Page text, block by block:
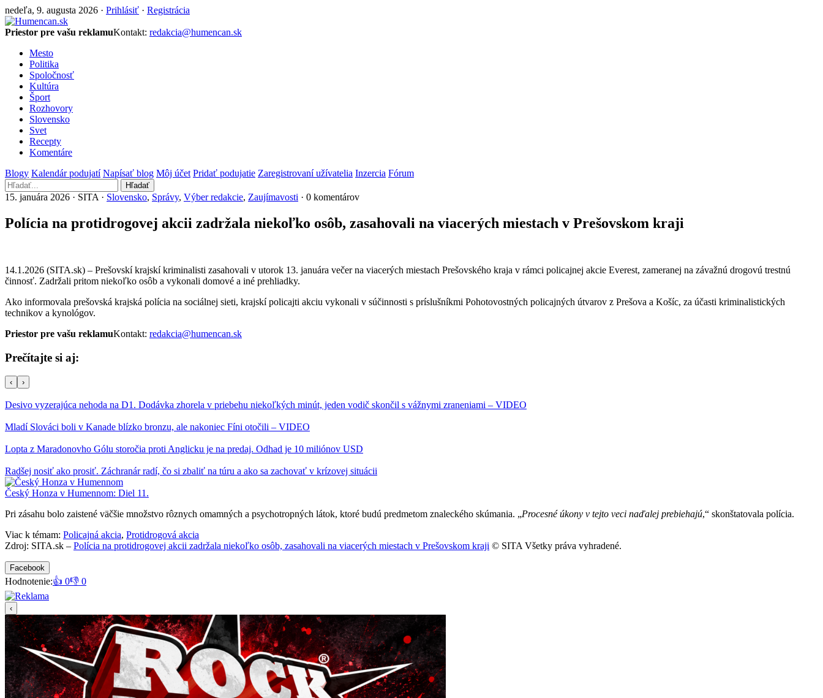
nedeľa, 9. augusta 2026 · Prihlásiť · Registrácia
Priestor pre vašu reklamuKontakt: redakcia@humencan.sk
Mesto
Politika
Spoločnosť
Kultúra
Šport
Rozhovory
Slovensko
Svet
Recepty
Komentáre
Blogy Kalendár podujatí Napísať blog Môj účet Pridať podujatie Zaregistrovaní užívatelia Inzercia Fórum
Hľadať
15. januára 2026 · SITA · Slovensko, Správy, Výber redakcie, Zaujímavosti · 0 komentárov
Polícia na protidrogovej akcii zadržala niekoľko osôb, zasahovali na viacerých miestach v Prešovskom kraji
14.1.2026 (SITA.sk) – Prešovskí krajskí kriminalisti zasahovali v utorok 13. januára večer na viacerých miestach Prešovského kraja v rámci policajnej akcie Everest, zameranej na závažnú drogovú trestnú
činnosť. Zadržali pritom niekoľko osôb a vykonali domové a iné prehliadky.
Ako informovala prešovská krajská polícia na sociálnej sieti, krajskí policajti akciu vykonali v súčinnosti s príslušníkmi Pohotovostných policajných útvarov z Prešova a Košíc, za účasti kriminalistických
technikov a kynológov.
Priestor pre vašu reklamuKontakt: redakcia@humencan.sk
Prečítajte si aj:
‹ ›
Desivo vyzerajúca nehoda na D1. Dodávka zhorela v priebehu niekoľkých minút, jeden vodič skončil s vážnymi zraneniami – VIDEO
Mladí Slováci boli v Kanade blízko bronzu, ale nakoniec Fíni otočili – VIDEO
Lopta z Maradonovho Gólu storočia proti Anglicku je na predaj. Odhad je 10 miliónov USD
Radšej nosiť ako prosiť. Záchranár radí, čo si zbaliť na túru a ako sa zachovať v krízovej situácii
Český Honza v Humennom: Diel 11.
Pri zásahu bolo zaistené väčšie množstvo rôznych omamných a psychotropných látok, ktoré budú predmetom znaleckého skúmania. „Procesné úkony v tejto veci naďalej prebiehajú,“ skonštatovala polícia.
Viac k témam: Policajná akcia, Protidrogová akcia
Zdroj: SITA.sk – Polícia na protidrogovej akcii zadržala niekoľko osôb, zasahovali na viacerých miestach v Prešovskom kraji © SITA Všetky práva vyhradené.
Facebook
Hodnotenie:👍 0👎 0
‹